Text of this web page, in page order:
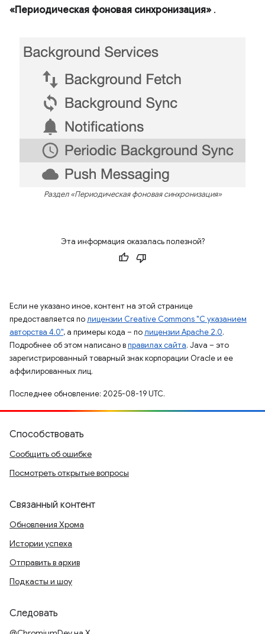
«Периодическая фоновая синхронизация» .
Раздел «Периодическая фоновая синхронизация»
Эта информация оказалась полезной?
Если не указано иное, контент на этой странице
предоставляется полицензии Creative Commons "С указанием
авторства 4.0", а примеры кода – полицензии Apache 2.0.
Подробнее об этом написано вправилах сайта. Java – это
зарегистрированный товарный знак корпорации Oracle и ее
аффилированных лиц.
Последнее обновление: 2025-08-19 UTC.
Способствовать
Сообщить об ошибке
Посмотреть открытые вопросы
Связанный контент
Обновления Хрома
Истории успеха
Отправить в архив
Подкасты и шоу
Следовать